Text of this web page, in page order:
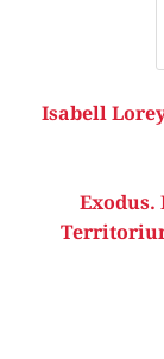
Isabell
Exodus.